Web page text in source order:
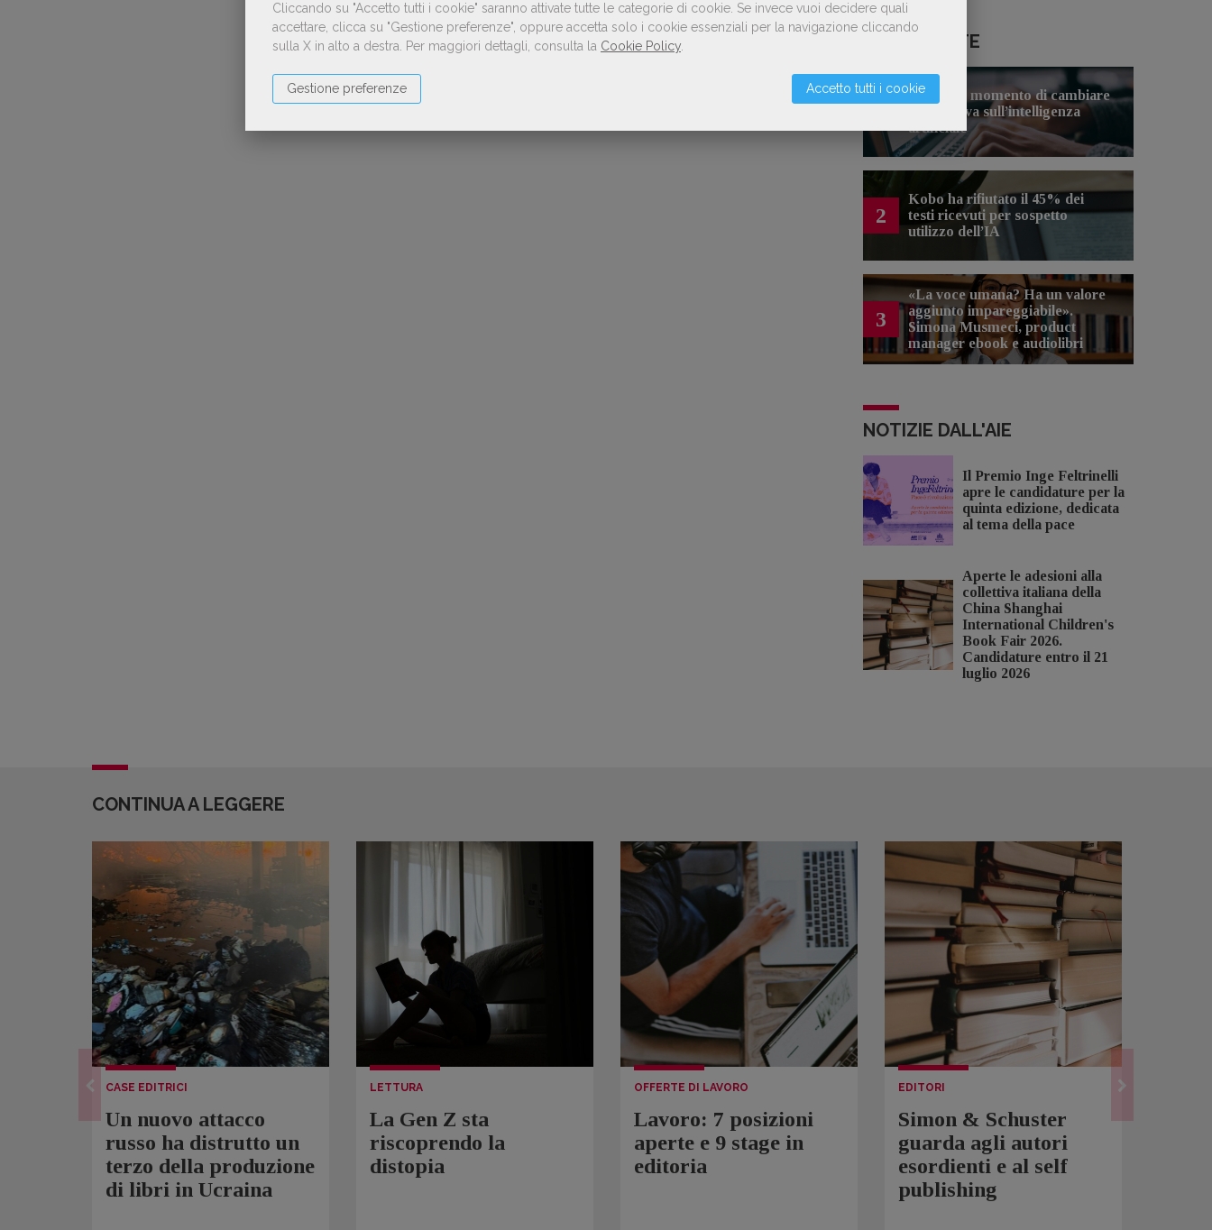
Cliccando su "Accetto tutti i cookie" saranno attivate tutte le categorie di cookie. Se invece vuoi decidere quali
accettare, clicca su "Gestione preferenze", oppure accetta solo i cookie essenziali per la navigazione cliccando
sulla X in alto a destra.
Per maggiori dettagli, consulta la Cookie Policy
Accetto tutti i cookie
Gestione preferenze
LE PIÙ LETTE
1
Forse è il momento di cambiare
prospettiva sull’intelligenza
artificiale
2
Kobo ha rifiutato il 45% dei
testi ricevuti per sospetto
utilizzo dell’IA
3
«La voce umana? Ha un valore
aggiunto impareggiabile».
Simona Musmeci, product
manager ebook e audiolibri
NOTIZIE DALL'AIE
Il Premio Inge Feltrinelli
apre le candidature per la
quinta edizione, dedicata
al tema della pace
Aperte le adesioni alla
collettiva italiana della
China Shanghai
International Children's
Book Fair 2026.
Candidature entro il 21
luglio 2026
CONTINUA A LEGGERE
CASE EDITRICI
Un nuovo attacco
russo ha distrutto un
terzo della produzione
di libri in Ucraina
LETTURA
La Gen Z sta
riscoprendo la
distopia
OFFERTE DI LAVORO
Lavoro: 7 posizioni
aperte e 9 stage in
editoria
EDITORI
Simon & Schuster
guarda agli autori
esordienti e al self
publishing